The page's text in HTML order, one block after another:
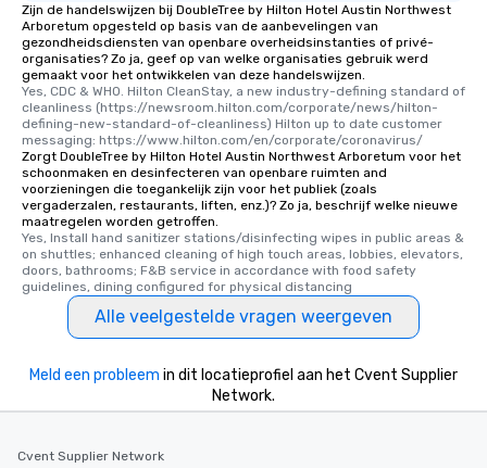
Zijn de handelswijzen bij DoubleTree by Hilton Hotel Austin Northwest
Arboretum opgesteld op basis van de aanbevelingen van
gezondheidsdiensten van openbare overheidsinstanties of privé-
organisaties? Zo ja, geef op van welke organisaties gebruik werd
gemaakt voor het ontwikkelen van deze handelswijzen.
Yes, CDC & WHO. Hilton CleanStay, a new industry-defining standard of
cleanliness (https://newsroom.hilton.com/corporate/news/hilton-
defining-new-standard-of-cleanliness) Hilton up to date customer
messaging: https://www.hilton.com/en/corporate/coronavirus/
Zorgt DoubleTree by Hilton Hotel Austin Northwest Arboretum voor het
schoonmaken en desinfecteren van openbare ruimten and
voorzieningen die toegankelijk zijn voor het publiek (zoals
vergaderzalen, restaurants, liften, enz.)? Zo ja, beschrijf welke nieuwe
maatregelen worden getroffen.
Yes, Install hand sanitizer stations/disinfecting wipes in public areas &
on shuttles; enhanced cleaning of high touch areas, lobbies, elevators,
doors, bathrooms; F&B service in accordance with food safety
guidelines, dining configured for physical distancing
Alle veelgestelde vragen weergeven
Meld een probleem in dit locatieprofiel aan het Cvent Supplier
Network.
Cvent Supplier Network